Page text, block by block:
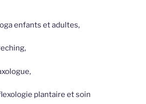
enfants et adultes,
plantaire et soin